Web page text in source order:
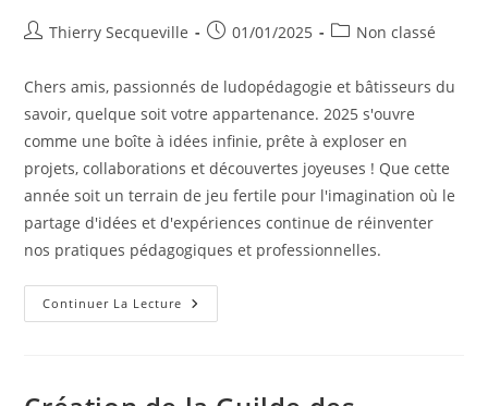
Auteur/autrice
la
publication :
Thierry Secqueville
Publication
01/01/2025
PostNon classé
Chers amis, passionnés de ludopédagogie et bâtisseurs du
savoir, quelque soit votre appartenance. 2025 s'ouvre
comme une boîte à idées infinie, prête à exploser en
projets, collaborations et découvertes joyeuses ! Que cette
année soit un terrain de jeu fertile pour l'imagination où le
partage d'idées et d'expériences continue de réinventer
nos pratiques pédagogiques et professionnelles.
Continuer La Lecture Meilleurs
Vœux
Des